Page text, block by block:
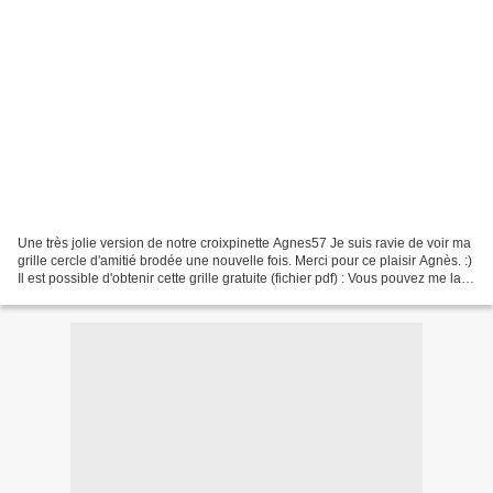
Une très jolie version de notre croixpinette Agnes57 Je suis ravie de voir ma
grille cercle d'amitié brodée une nouvelle fois. Merci pour ce plaisir Agnès. :)
Il est possible d'obtenir cette grille gratuite (fichier pdf) : Vous pouvez me la